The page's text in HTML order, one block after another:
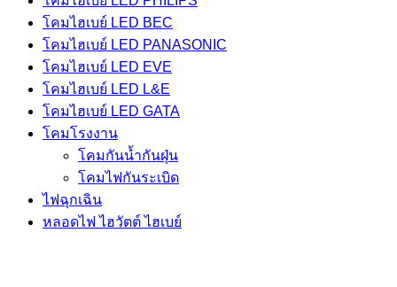
โคมไฮเบย์ LED BEC
โคมไฮเบย์ LED PANASONIC
โคมไฮเบย์ LED EVE
โคมไฮเบย์ LED L&E
โคมไฮเบย์ LED GATA
โคมโรงงาน
โคมกันน้ำกันฝุ่น
โคมไฟกันระเบิด
ไฟฉุกเฉิน
หลอดไฟ ไฮวัตต์ ไฮเบย์